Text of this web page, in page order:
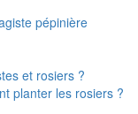
pépinière
et rosiers ?
planter les rosiers ?